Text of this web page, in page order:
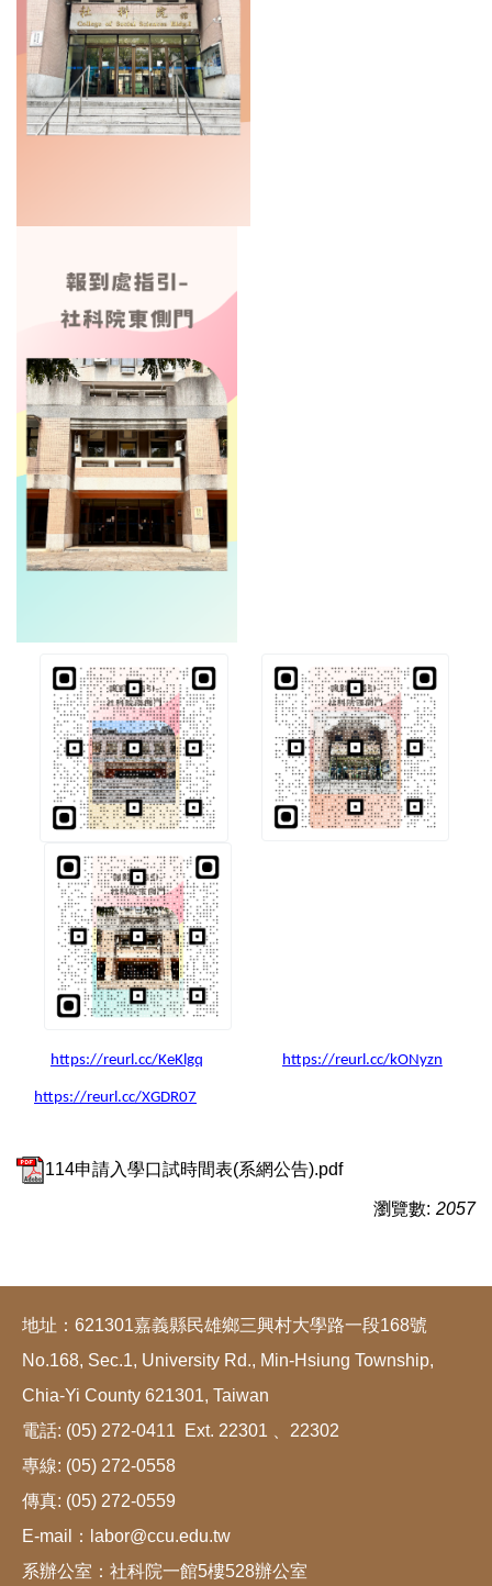
https://reurl.cc/KeKlgq https://reurl.cc/kONyzn
https://reurl.cc/XGDR07
114申請入學口試時間表(系網公告).pdf
瀏覽數: 2057
地址：621301嘉義縣民雄鄉三興村大學路一段168號
No.168, Sec.1, University Rd., Min-Hsiung Township,
Chia-Yi County 621301, Taiwan
電話: (05) 272-0411 Ext. 22301 、22302
專線: (05) 272-0558
傳真: (05) 272-0559
E-mail：labor@ccu.edu.tw
系辦公室：社科院一館5樓528辦公室